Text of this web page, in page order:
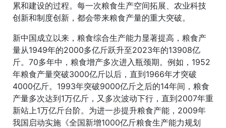
累和建设的过程。每一次粮食生产空间拓展、农业科技
创新和制度创新，都会带来粮食产量的重大突破。
新中国成立以来，粮食综合生产能力显著提高，粮食产
量从1949年的2000多亿斤跃升至2023年的13908亿
斤。70多年中，粮食增产多次进入瓶颈期。例如，1952
年粮食产量突破3000亿斤以后，直到1966年才突破
4000亿斤。1993年突破9000亿斤之后的14年间，粮食
产量多次达到1万亿斤，又多次波动下行，直到2007年重
新站上1万亿斤台阶。为进一步提升粮食产能，2009年
我国启动实施《全国新增1000亿斤粮食生产能力规划